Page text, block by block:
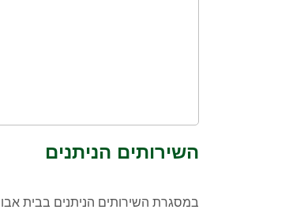
השירותים הניתנים
במסגרת השירותים הניתנים בבית